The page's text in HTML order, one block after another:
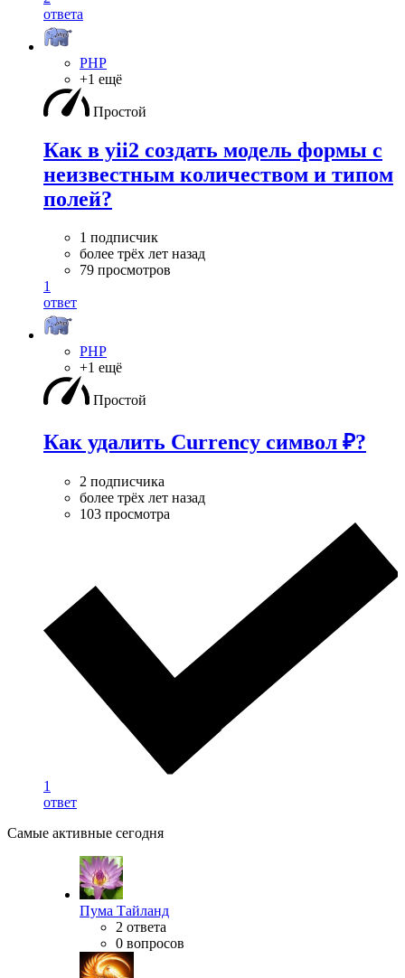
ответа
PHP
+1 ещё
Простой
Как в yii2 создать модель формы с
неизвестным количеством и типом
полей?
1 подписчик
более трёх лет назад
79 просмотров
1
ответ
PHP
+1 ещё
Простой
Как удалить Currency символ ₽?
2 подписчика
более трёх лет назад
103 просмотра
1
ответ
Самые активные сегодня
Пума Тайланд
2 ответа
0 вопросов